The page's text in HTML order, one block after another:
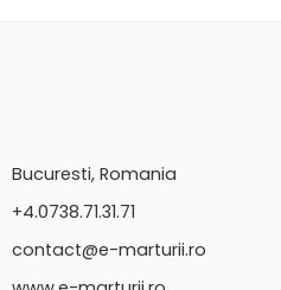
Bucuresti, Romania
+4.0738.71.31.71
contact@e-marturii.ro